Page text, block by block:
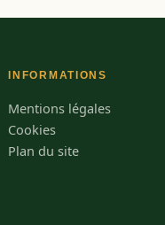
INFORMATIONS
Mentions légales
Cookies
Plan du site